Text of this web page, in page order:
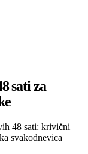
sati za
48 sati: krivični
svakodnevica